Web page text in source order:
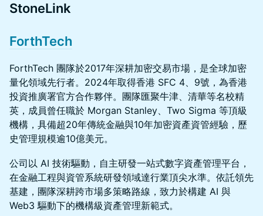
StoneLink
ForthTech
ForthTech 團隊於2017年深耕加密交易市場，是全球加密
量化領域先行者。2024年取得香港 SFC 4、9號，為香港
投資推廣署官方合作夥伴。團隊匯聚牛津、清華等名校精
英，成員曾任職於 Morgan Stanley、Two Sigma 等頂級
機構，具備超20年傳統金融與10年加密資產資管經驗，歷
史管理規模逾10億美元。
公司以 AI 技術驅動，自主研發一站式數字資產管理平台，
在金融工程與資管系統研發領域達行業頂尖水準。依託領先
基建，團隊深耕跨市場多策略路線，致力於構建 AI 與
Web3 驅動下的機構級資產管理新範式。